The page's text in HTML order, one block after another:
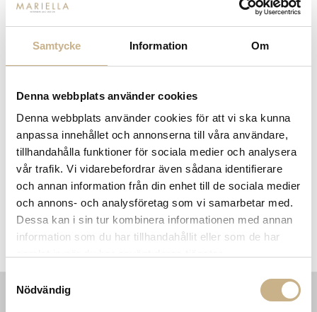
Samtycke Information Om
Denna webbplats använder cookies
Denna webbplats använder cookies för att vi ska kunna
anpassa innehållet och annonserna till våra användare,
tillhandahålla funktioner för sociala medier och analysera
vår trafik. Vi vidarebefordrar även sådana identifierare
och annan information från din enhet till de sociala medier
och annons- och analysföretag som vi samarbetar med.
Dessa kan i sin tur kombinera informationen med annan
information som du har tillhandahållit eller som de har
Nödvändig
MER FRÅN FERM LIVING
Hylla - Sector Shelf Triple
Wide
Soffbord - Staffa Large